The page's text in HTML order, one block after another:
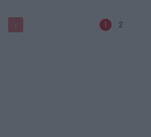
‹ 1 2